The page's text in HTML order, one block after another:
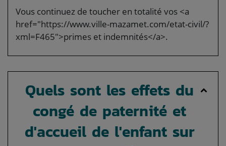
Vous continuez de toucher en totalité vos <a
href="https://www.ville-mazamet.com/etat-civil/?
xml=F465">primes et indemnités</a>.
Quels sont les effets du
congé de paternité et
d'accueil de l'enfant sur